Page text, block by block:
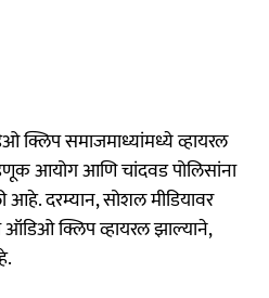
क्लिप समाजमाध्यांमध्ये व्हायरल
आयोग आणि चांदवड पोलिसांना
दरम्यान, सोशल मीडियावर
ऑडिओ क्लिप व्हायरल झाल्याने,